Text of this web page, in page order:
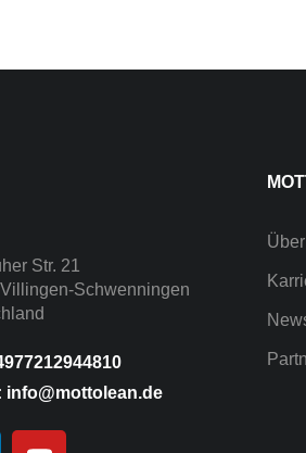
Str. 21
Schwenningen
info@mottolean.de